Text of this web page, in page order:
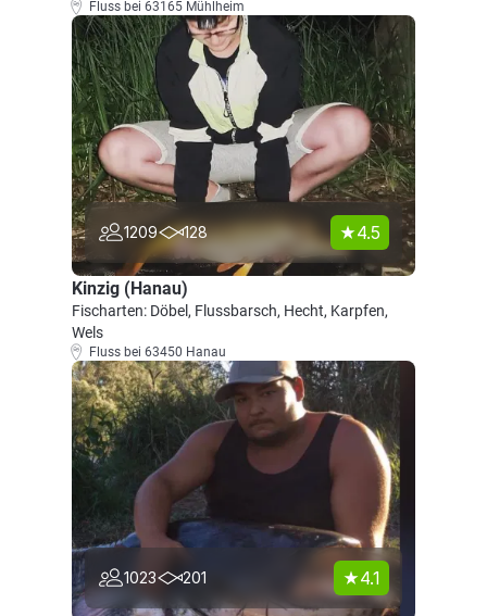
Fluss bei 63165 Mühlheim
1209 128 4.5
Kinzig (Hanau)
Fischarten: Döbel, Flussbarsch, Hecht, Karpfen,
Wels
Fluss bei 63450 Hanau
1023 201 4.1